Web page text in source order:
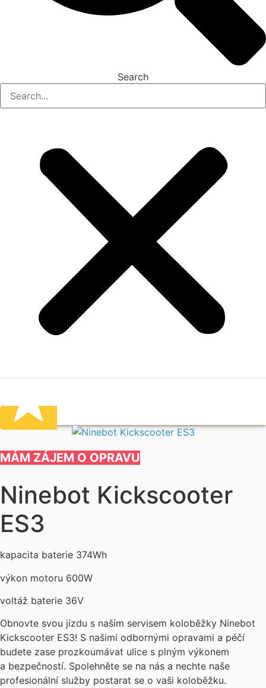
Search
MÁM ZÁJEM O OPRAVU
Ninebot Kickscooter
ES3
kapacita baterie 374Wh
výkon motoru 600W
voltáž baterie 36V
Obnovte svou jízdu s naším servisem koloběžky Ninebot
Kickscooter ES3! S našimi odbornými opravami a péčí
budete zase prozkoumávat ulice s plným výkonem
a bezpečností. Spolehněte se na nás a nechte naše
profesionální služby postarat se o vaši koloběžku.